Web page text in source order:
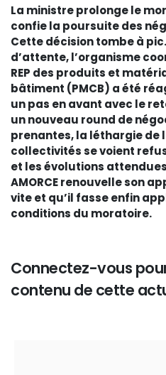
La ministre prolonge le
confie la poursuite des
Cette décision tombe à
d’attente, l’organisme
REP des produits et
bâtiment (PMCB) a été
un pas en avant avec le
un nouveau round de
prenantes, la léthargie de
collectivités se voient
et les évolutions
AMORCE renouvelle son
vite et qu’il fasse enfin
conditions du moratoire.
Connectez-vous
contenu de cette